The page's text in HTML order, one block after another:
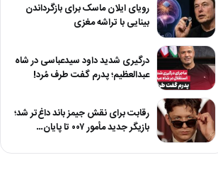
رویای ایلان ماسک برای بازگرداندن
بینایی با تراشه مغزی
درگیری شدید داود سیدعباسی در شاه
عبدالعظیم؛ پدرم گفت طرف مُرد!
رقابت برای نقش جیمز باند داغ‌تر شد؛
بازیگر جدید مأمور ۰۰۷ تا پایان…